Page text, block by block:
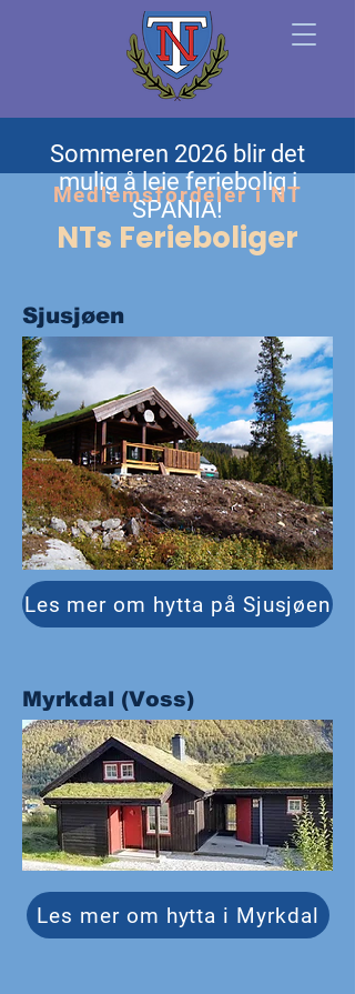
Tollerforbund
Sommeren 2026 blir det
mulig å leie feriebolig i
SPANIA!
Medlemsfordeler i NT
NTs Ferieboliger
Sjusjøen
Les mer om hytta på Sjusjøen
Myrkdal (Voss)
Les mer om hytta i Myrkdal